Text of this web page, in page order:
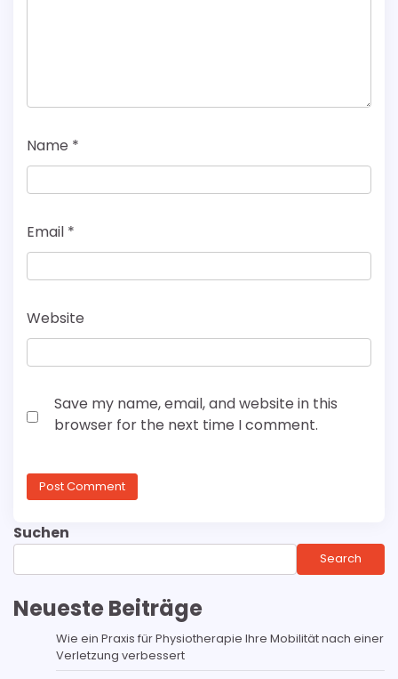
Name *
Email *
Website
Save my name, email, and website in this
browser for the next time I comment.
Suchen
Search
Neueste Beiträge
Wie ein Praxis für Physiotherapie Ihre Mobilität nach einer
Verletzung verbessert